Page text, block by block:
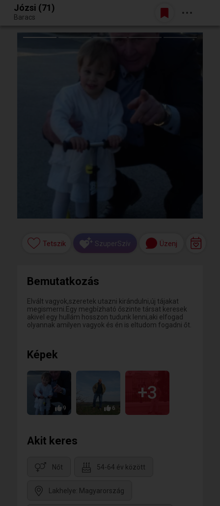
Egy jó randiból bármi lehet.
Belépés
Józsi (71)
Baracs
Tetszik SzuperSzív Üzenj
Bemutatkozás
Elvált vagyok,szeretek utazni kirándulni,új tájakat
megismerni.Egy megbízható őszinte társat keresek
akivel egy hullám hosszon tudunk lenni,aki elfogad
olyannak amilyen vagyok és én is eltudom fogadni őt.
Képek
9 6
+3
Akit keres
Nőt 54-64 év között
Lakhelye: Magyarország